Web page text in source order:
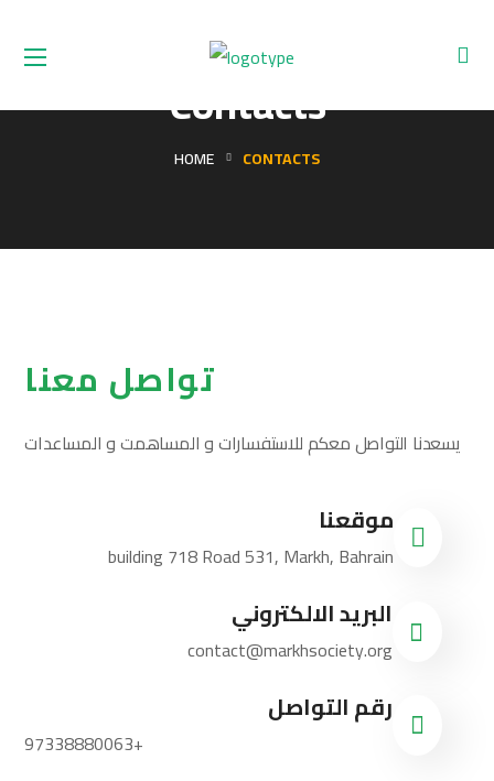
Contacts
HOME CONTACTS
تواصل معنا
موقعنا
building 718 Road 531, Markh, Bahrain
البريد الالكتروني
contact@markhsociety.org
رقم التواصل
97338880063+